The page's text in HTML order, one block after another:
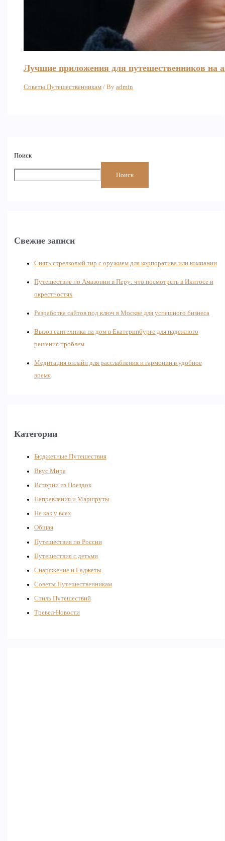
Поиск
Поиск
Свежие записи
Снять стрелковый тир с оружием для корпоратива или компании
Путешествие по Амазонии в Перу: что посмотреть в Икитосе и
окрестностях
Разработка сайтов под ключ в Москве для успешного бизнеса
Вызов сантехника на дом в Екатеринбурге для надежного
решения проблем
Медитация онлайн для расслабления и гармонии в удобное
время
Категории
Бюджетные Путешествия
Вкус Мира
Истории из Поездок
Направления и Маршруты
Не как у всех
Общая
Путешествия по России
Путешествия с детьми
Снаряжение и Гаджеты
Советы Путешественникам
Стиль Путешествий
Тревел-Новости
Лучшие приложения для путешественников на
Советы Путешественникам/ By admin